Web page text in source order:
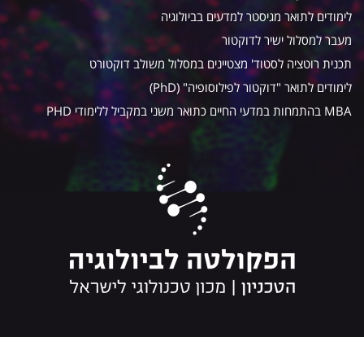
לימודים לתואר מגיסטר למדעים בביולוגיה
מעבר למסלול ישיר לדוקטור
תכנית רוטציה לסטוד' מצטיינים במסלול משולב דוקטורט
לימודים לתואר "דוקטור לפילוסופיה" (PhD)
MBA בהתמחות במדעי החיים כתואר משני במקביל ללימודי PHD